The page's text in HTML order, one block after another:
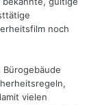
gültige
noch
vielen